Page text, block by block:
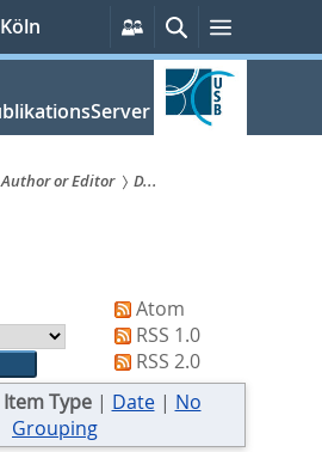
Persönliche
Services
SucheMenü
or Editor
D...
Atom
RSS 1.0
RSS 2.0
Item Type| Date| No
Grouping